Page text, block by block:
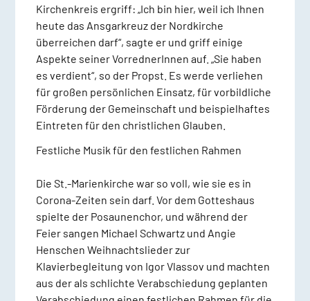
Kirchenkreis ergriff: „Ich bin hier, weil ich Ihnen
heute das Ansgarkreuz der Nordkirche
überreichen darf“, sagte er und griff einige
Aspekte seiner VorrednerInnen auf. „Sie haben
es verdient“, so der Propst. Es werde verliehen
für großen persönlichen Einsatz, für vorbildliche
Förderung der Gemeinschaft und beispielhaftes
Eintreten für den christlichen Glauben.
Festliche Musik für den festlichen Rahmen
Die St.-Marienkirche war so voll, wie sie es in
Corona-Zeiten sein darf. Vor dem Gotteshaus
spielte der Posaunenchor, und während der
Feier sangen Michael Schwartz und Angie
Henschen Weihnachtslieder zur
Klavierbegleitung von Igor Vlassov und machten
aus der als schlichte Verabschiedung geplanten